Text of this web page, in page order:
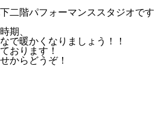
二階パフォーマンススタジオです
期、
で暖かくなりましょう！！
おります！
からどうぞ！